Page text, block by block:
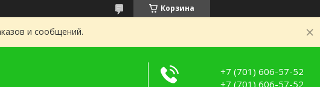
Корзина
и сообщений.
+7 (701) 606-57-52
+7 (701) 606-57-52